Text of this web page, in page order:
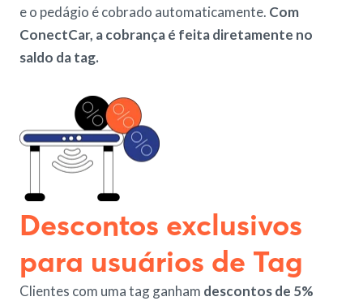
e o pedágio é cobrado automaticamente. Com
ConectCar, a cobrança é feita diretamente no
saldo da tag.
Descontos exclusivos
para usuários de Tag
Clientes com uma tag ganham descontos de 5%